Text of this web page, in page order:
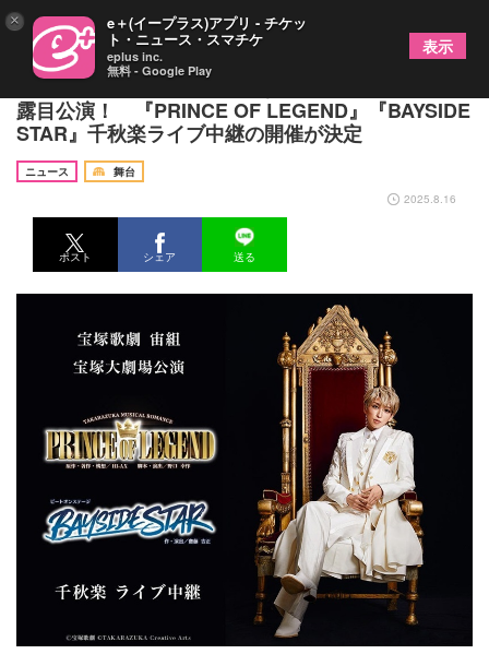
宙組新トップスター 桜木みなとの宝塚大劇場お披
露目公演！ 『PRINCE OF LEGEND』『BAYSIDE
STAR』千秋楽ライブ中継の開催が決定
ニュース
舞台
2025.8.16
ポスト シェア 送る
× e＋(イープラス)アプリ - チケッ
ト・ニュース・スマチケ
eplus inc.
無料 - Google Play
表示